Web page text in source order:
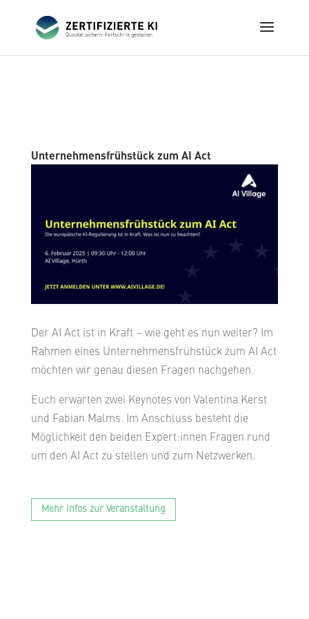
Unternehmensfrühstück zum AI Act
Der AI Act ist in Kraft – wie geht es nun weiter?
Im
Rahmen eines Unternehmensfrühstück zum AI Act
möchten wir genau diesen Fragen nachgehen.
Euch erwarten zwei Keynotes von Valentina Kerst
und Fabian Malms. Im Anschluss besteht die
Möglichkeit den beiden Expert:innen Fragen rund
um den AI Act zu stellen und zum Netzwerken.
Mehr Infos zur Veranstaltung